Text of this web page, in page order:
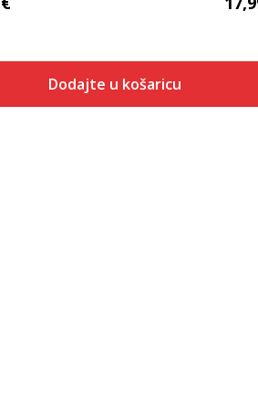
Dodajte u košaricu